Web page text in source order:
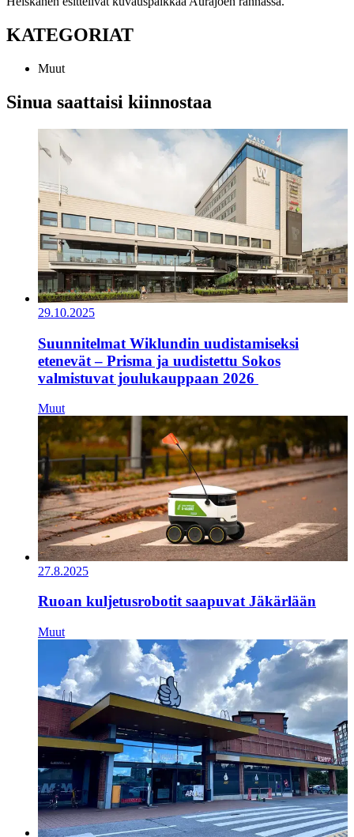
KATEGORIAT
Muut
Sinua saattaisi kiinnostaa
29.10.2025
Suunnitelmat Wiklundin uudistamiseksi
etenevät – Prisma ja uudistettu Sokos
valmistuvat joulukauppaan 2026
Muut
27.8.2025
Ruoan kuljetusrobotit saapuvat Jäkärlään
Muut